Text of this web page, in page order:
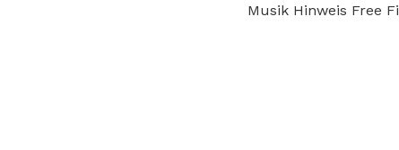
Musik Hinweis Free